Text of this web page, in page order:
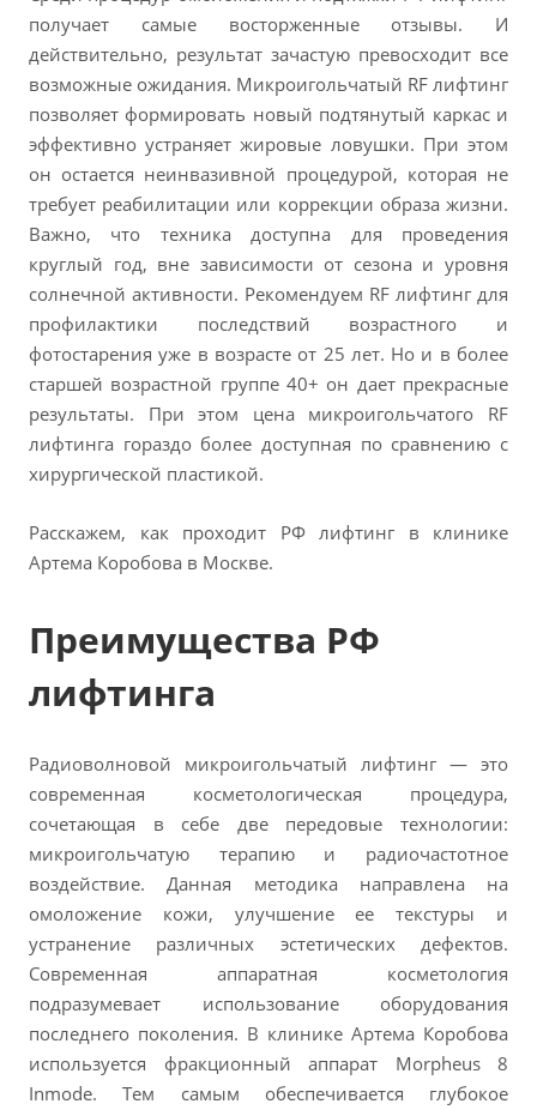
Реальные результаты наших пациентов
Наши специалисты
Сертификаты и дипломы
Нам доверяют
ЗАПИСАТЬСЯ
получает самые восторженные отзывы. И
действительно, результат зачастую превосходит все
возможные ожидания. Микроигольчатый RF лифтинг
позволяет формировать новый подтянутый каркас и
эффективно устраняет жировые ловушки. При этом
он остается неинвазивной процедурой, которая не
требует реабилитации или коррекции образа жизни.
Важно, что техника доступна для проведения
круглый год, вне зависимости от сезона и уровня
солнечной активности. Рекомендуем RF лифтинг для
профилактики последствий возрастного и
фотостарения уже в возрасте от 25 лет. Но и в более
старшей возрастной группе 40+ он дает прекрасные
результаты. При этом цена микроигольчатого RF
лифтинга гораздо более доступная по сравнению с
хирургической пластикой.
Расскажем, как проходит РФ лифтинг в клинике
Артема Коробова в Москве.
Преимущества РФ
лифтинга
Радиоволновой микроигольчатый лифтинг — это
современная косметологическая процедура,
сочетающая в себе две передовые технологии:
микроигольчатую терапию и радиочастотное
воздействие. Данная методика направлена на
омоложение кожи, улучшение ее текстуры и
устранение различных эстетических дефектов.
Современная аппаратная косметология
подразумевает использование оборудования
последнего поколения. В клинике Артема Коробова
используется фракционный аппарат Morpheus 8
Inmode. Тем самым обеспечивается глубокое